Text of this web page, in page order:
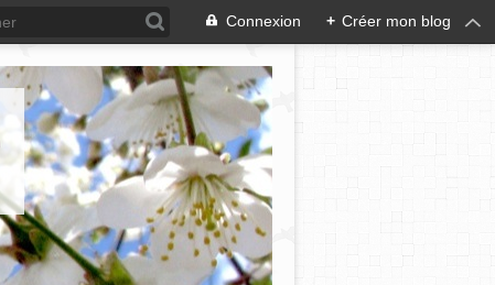
Connexion + Créer mon blog